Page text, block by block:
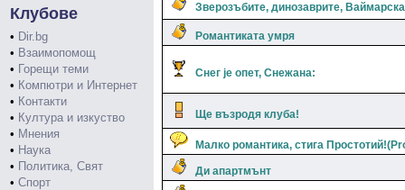
Клубове
• Dir.bg
• Взаимопомощ
• Горещи теми
• Компютри и Интернет
• Контакти
• Култура и изкуство
• Мнения
• Наука
• Политика, Свят
• Спорт
Зверозъбите, динозаврите,
Романтиката умря
Снег jе опет, Снежана:
Ще възродя клуба!
Малко романтика, стига
Ди апартмънт